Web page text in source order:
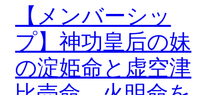
【メンバーシッ
プ】神功皇后の妹
の淀姫命と虚空津